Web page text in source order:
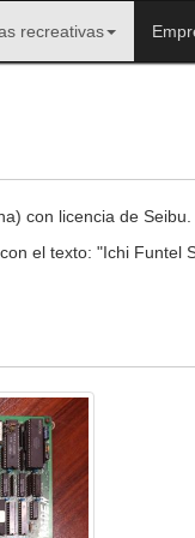
recreativas
con licencia de Seibu.
el texto: "Ichi Funtel